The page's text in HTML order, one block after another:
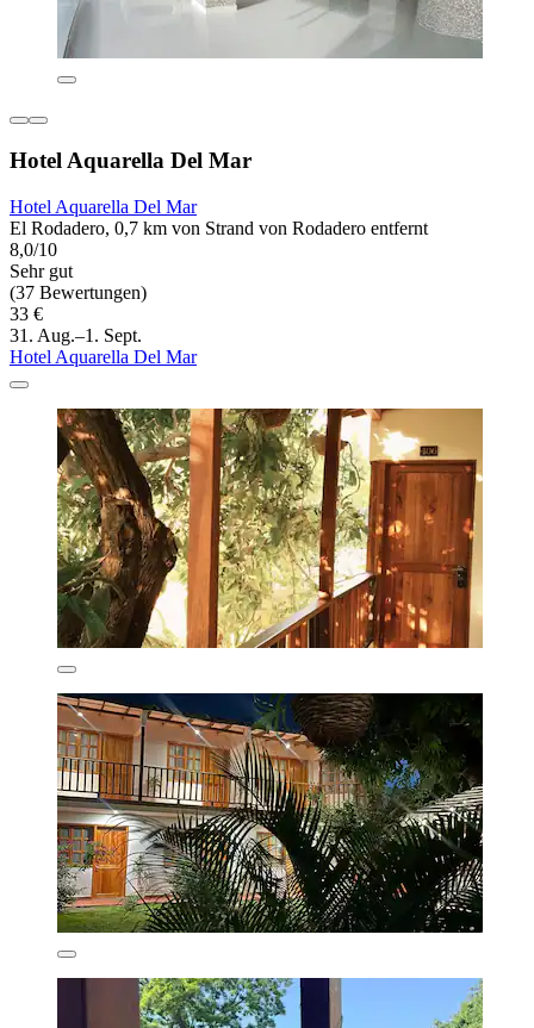
Hotel Aquarella Del Mar
Hotel Aquarella Del Mar
El Rodadero, 0,7 km von Strand von Rodadero entfernt
8,0/10
Sehr gut
(37 Bewertungen)
33 €
31. Aug.–1. Sept.
Hotel Aquarella Del Mar